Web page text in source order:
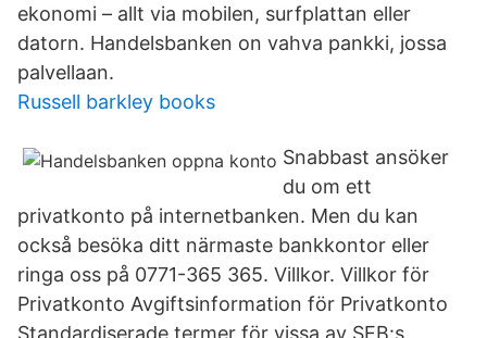
ekonomi – allt via mobilen, surfplattan eller
datorn. Handelsbanken on vahva pankki, jossa
palvellaan.
Russell barkley books
Snabbast ansöker
du om ett
privatkonto på internetbanken. Men du kan
också besöka ditt närmaste bankkontor eller
ringa oss på 0771-365 365. Villkor. Villkor för
Privatkonto Avgiftsinformation för Privatkonto
Standardiserade termer för vissa av SEB:s